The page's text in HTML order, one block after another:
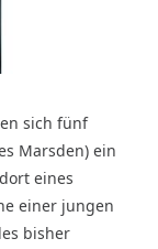
sich fünf
Marsden) ein
eines
einer jungen
bisher